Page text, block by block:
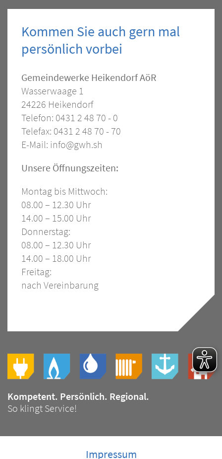
Kommen Sie auch gern mal
persönlich vorbei
Kontakt
–
Allgemein
Gemeindewerke Heikendorf AöR
Wasserwaage 1
24226 Heikendorf
Telefon: 0431 2 48 70 - 0
Telefax: 0431 2 48 70 - 70
E-Mail: info@gwh.sh
Öffnungszeiten
Unsere Öffnungszeiten:
Montag bis Mittwoch:
08.00 – 12.30 Uhr
14.00 – 15.00 Uhr
Donnerstag:
08.00 – 12.30 Uhr
14.00 – 18.00 Uhr
Freitag:
nach Vereinbarung
Slogan
Bild
Slogan
Kompetent. Persönlich. Regional.
So klingt Service!
Impressum